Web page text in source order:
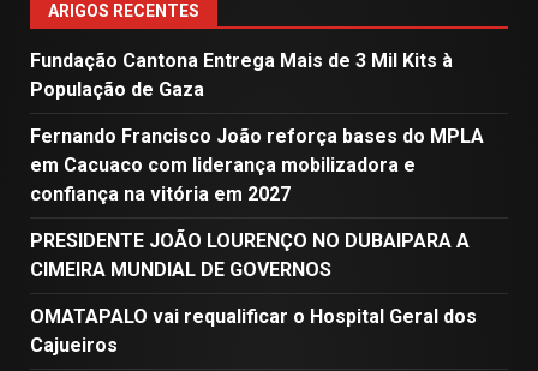
ARIGOS RECENTES
Fundação Cantona Entrega Mais de 3 Mil Kits à
População de Gaza
Fernando Francisco João reforça bases do MPLA
em Cacuaco com liderança mobilizadora e
confiança na vitória em 2027
PRESIDENTE JOÃO LOURENÇO NO DUBAIPARA A
CIMEIRA MUNDIAL DE GOVERNOS
OMATAPALO vai requalificar o Hospital Geral dos
Cajueiros